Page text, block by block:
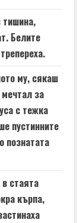
тишина,
Белите
му, сякаш
за
с тежка
пустинните
познатата
стаята
кърпа,